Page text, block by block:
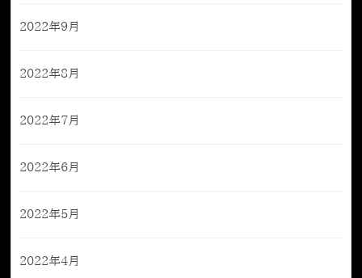
2022年9月
2022年8月
2022年7月
2022年6月
2022年5月
2022年4月